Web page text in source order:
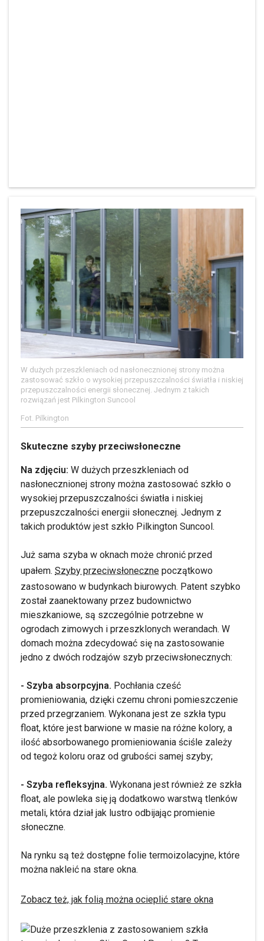
W dużych przeszkleniach od nasłonecznionej strony można
zastosować szkło o wysokiej przepuszczalności światła i niskiej
przepuszczalności energii słonecznej. Jednym z takich
rozwiązań jest Pilkington Suncool
Fot. Pilkington
Skuteczne szyby przeciwsłoneczne
Na zdjęciu: W dużych przeszkleniach od
nasłonecznionej strony można zastosować szkło o
wysokiej przepuszczalności światła i niskiej
przepuszczalności energii słonecznej. Jednym z
takich produktów jest szkło Pilkington Suncool.
Już sama szyba w oknach może chronić przed
upałem. Szyby przeciwsłoneczne początkowo
zastosowano w budynkach biurowych. Patent szybko
został zaanektowany przez budownictwo
mieszkaniowe, są szczególnie potrzebne w
ogrodach zimowych i przeszklonych werandach. W
domach można zdecydować się na zastosowanie
jedno z dwóch rodzajów szyb przeciwsłonecznych:
- Szyba absorpcyjna. Pochłania cześć
promieniowania, dzięki czemu chroni pomieszczenie
przed przegrzaniem. Wykonana jest ze szkła typu
float, które jest barwione w masie na różne kolory, a
ilość absorbowanego promieniowania ściśle zależy
od tegoż koloru oraz od grubości samej szyby;
- Szyba refleksyjna. Wykonana jest również ze szkła
float, ale powleka się ją dodatkowo warstwą tlenków
metali, która dział jak lustro odbijając promienie
słoneczne.
Na rynku są też dostępne folie termoizolacyjne, które
można nakleić na stare okna.
Zobacz też, jak folią można ocieplić stare okna